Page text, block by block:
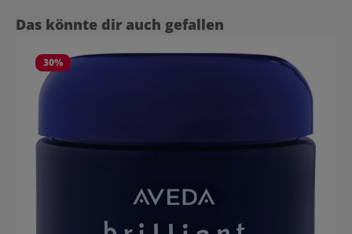
Produktgalerie überspringen
Das könnte dir auch gefallen
30%